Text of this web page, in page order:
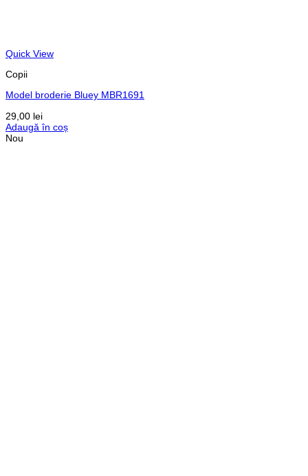
Quick View
Copii
Model broderie Bluey MBR1691
29,00 lei
Adaugă în coș
Nou